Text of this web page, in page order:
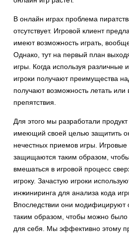
В онлайн играх проблема
отсутствует. Игровой клиент
имеют возможность играть,
Однако, тут на первый план
игры. Когда используя различные
игроки получают преимущества
получают возможность летать или
препятствия.
Для этого мы разработали
имеющий своей целью защитить
нечестных приемов игры.
защищаются таким образом,
вмешаться в игровой процесс
игроку. Зачастую игроки
инжиниринга для анализа кода
Впоследствии они модифицируют
таким образом, чтобы можно было
для себя. Мы эффективно этому